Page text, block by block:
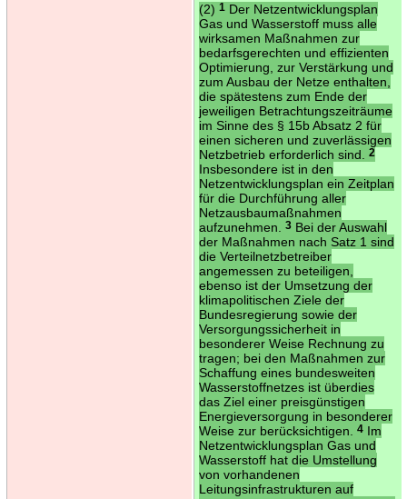
(2) 1Der Netzentwicklungsplan
Gas und Wasserstoff muss alle
wirksamen Maßnahmen zur
bedarfsgerechten und effizienten
Optimierung, zur Verstärkung und
zum Ausbau der Netze enthalten,
die spätestens zum Ende der
jeweiligen Betrachtungszeiträume
im Sinne des § 15b Absatz 2 für
einen sicheren und zuverlässigen
Netzbetrieb erforderlich sind.
2
Insbesondere ist in den
Netzentwicklungsplan ein Zeitplan
für die Durchführung aller
Netzausbaumaßnahmen
aufzunehmen.
3Bei der Auswahl
der Maßnahmen nach Satz 1 sind
die Verteilnetzbetreiber
angemessen zu beteiligen,
ebenso ist der Umsetzung der
klimapolitischen Ziele der
Bundesregierung sowie der
Versorgungssicherheit in
besonderer Weise Rechnung zu
tragen; bei den Maßnahmen zur
Schaffung eines bundesweiten
Wasserstoffnetzes ist überdies
das Ziel einer preisgünstigen
Energieversorgung in besonderer
Weise zur berücksichtigen.
4Im
Netzentwicklungsplan Gas und
Wasserstoff hat die Umstellung
von vorhandenen
Leitungsinfrastrukturen auf